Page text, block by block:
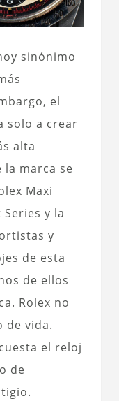
sinónimo
el
solo a crear
alta
la marca se
Maxi
Series y la
y
de esta
de ellos
Rolex no
de vida.
el reloj
de